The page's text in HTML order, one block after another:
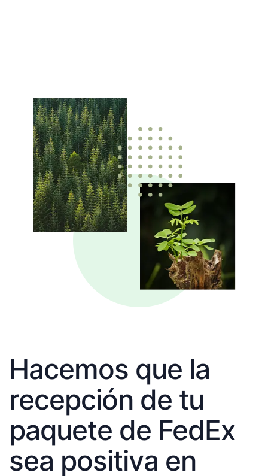
Hacemos que la
recepción de tu
paquete de FedEx
sea positiva en